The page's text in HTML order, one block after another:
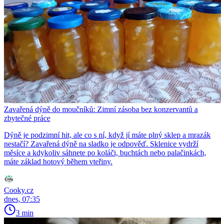
Zavařená dýně do moučníků: Zimní zásoba bez konzervantů a
zbytečné práce
Dýně je podzimní hit, ale co s ní, když jí máte plný sklep a mrazák
nestačí? Zavařená dýně na sladko je odpověď. Sklenice vydrží
měsíce a kdykoliv sáhnete po koláči, buchtách nebo palačinkách,
máte základ hotový během vteřiny.
Cooky.cz
dnes, 07:35
3 min